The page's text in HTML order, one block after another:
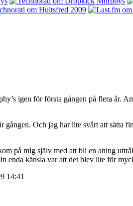
igen för första gången på flera år.
Och jag har lite svårt att sätta
på mig själv med att bli en aning
enda känsla var att det blev lite för
14:41